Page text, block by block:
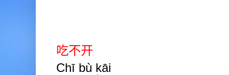
吃不开
Chī bù kāi